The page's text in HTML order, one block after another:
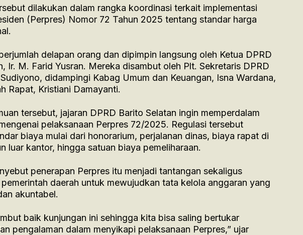
dilakukan dalam rangka koordinasi terkait implementasi
(Perpres) Nomor 72 Tahun 2025 tentang standar harga
delapan orang dan dipimpin langsung oleh Ketua DPRD
Ir. M. Farid Yusran. Mereka disambut oleh Plt. Sekretaris DPRD
didampingi Kabag Umum dan Keuangan, Isna Wardana,
Rapat, Kristiani Damayanti.
tersebut, jajaran DPRD Barito Selatan ingin memperdalam
pelaksanaan Perpres 72/2025. Regulasi tersebut
biaya mulai dari honorarium, perjalanan dinas, biaya rapat di
luar kantor, hingga satuan biaya pemeliharaan.
penerapan Perpres itu menjadi tantangan sekaligus
daerah untuk mewujudkan tata kelola anggaran yang
akuntabel.
baik kunjungan ini sehingga kita bisa saling bertukar
pengalaman dalam menyikapi pelaksanaan Perpres,” ujar